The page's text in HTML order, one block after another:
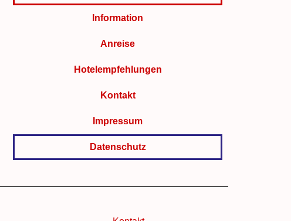
Information
Anreise
Hotelempfehlungen
Kontakt
Impressum
Datenschutz